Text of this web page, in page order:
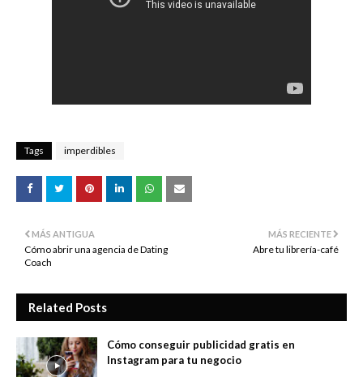
Tags imperdibles
MÁS RECIENTE
Abre tu librería-café
MÁS ANTIGUA
Cómo abrir una agencia de Dating
Coach
Related Posts
Cómo conseguir publicidad gratis en
Instagram para tu negocio